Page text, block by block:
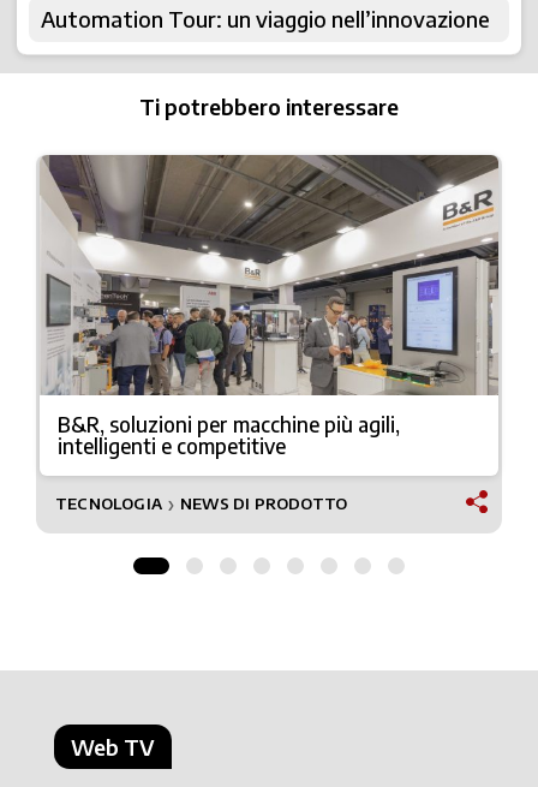
Automation Tour: un viaggio nell’innovazione
Ti potrebbero interessare
B&R, soluzioni per macchine più agili,
intelligenti e competitive
TECNOLOGIA ❯ NEWS DI PRODOTTO
Web TV